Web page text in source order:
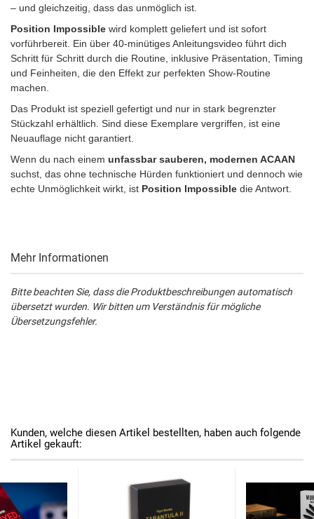
– und gleichzeitig, dass das unmöglich ist.
Position Impossible wird komplett geliefert und ist sofort
vorführbereit. Ein über 40-minütiges Anleitungsvideo führt dich
Schritt für Schritt durch die Routine, inklusive Präsentation, Timing
und Feinheiten, die den Effekt zur perfekten Show-Routine
machen.
Das Produkt ist speziell gefertigt und nur in stark begrenzter
Stückzahl erhältlich. Sind diese Exemplare vergriffen, ist eine
Neuauflage nicht garantiert.
Wenn du nach einem unfassbar sauberen, modernen ACAAN
suchst, das ohne technische Hürden funktioniert und dennoch wie
echte Unmöglichkeit wirkt, ist Position Impossible die Antwort.
Mehr Informationen
Bitte beachten Sie, dass die Produktbeschreibungen automatisch
übersetzt wurden. Wir bitten um Verständnis für mögliche
Übersetzungsfehler.
Kunden, welche diesen Artikel bestellten, haben auch folgende
Artikel gekauft: